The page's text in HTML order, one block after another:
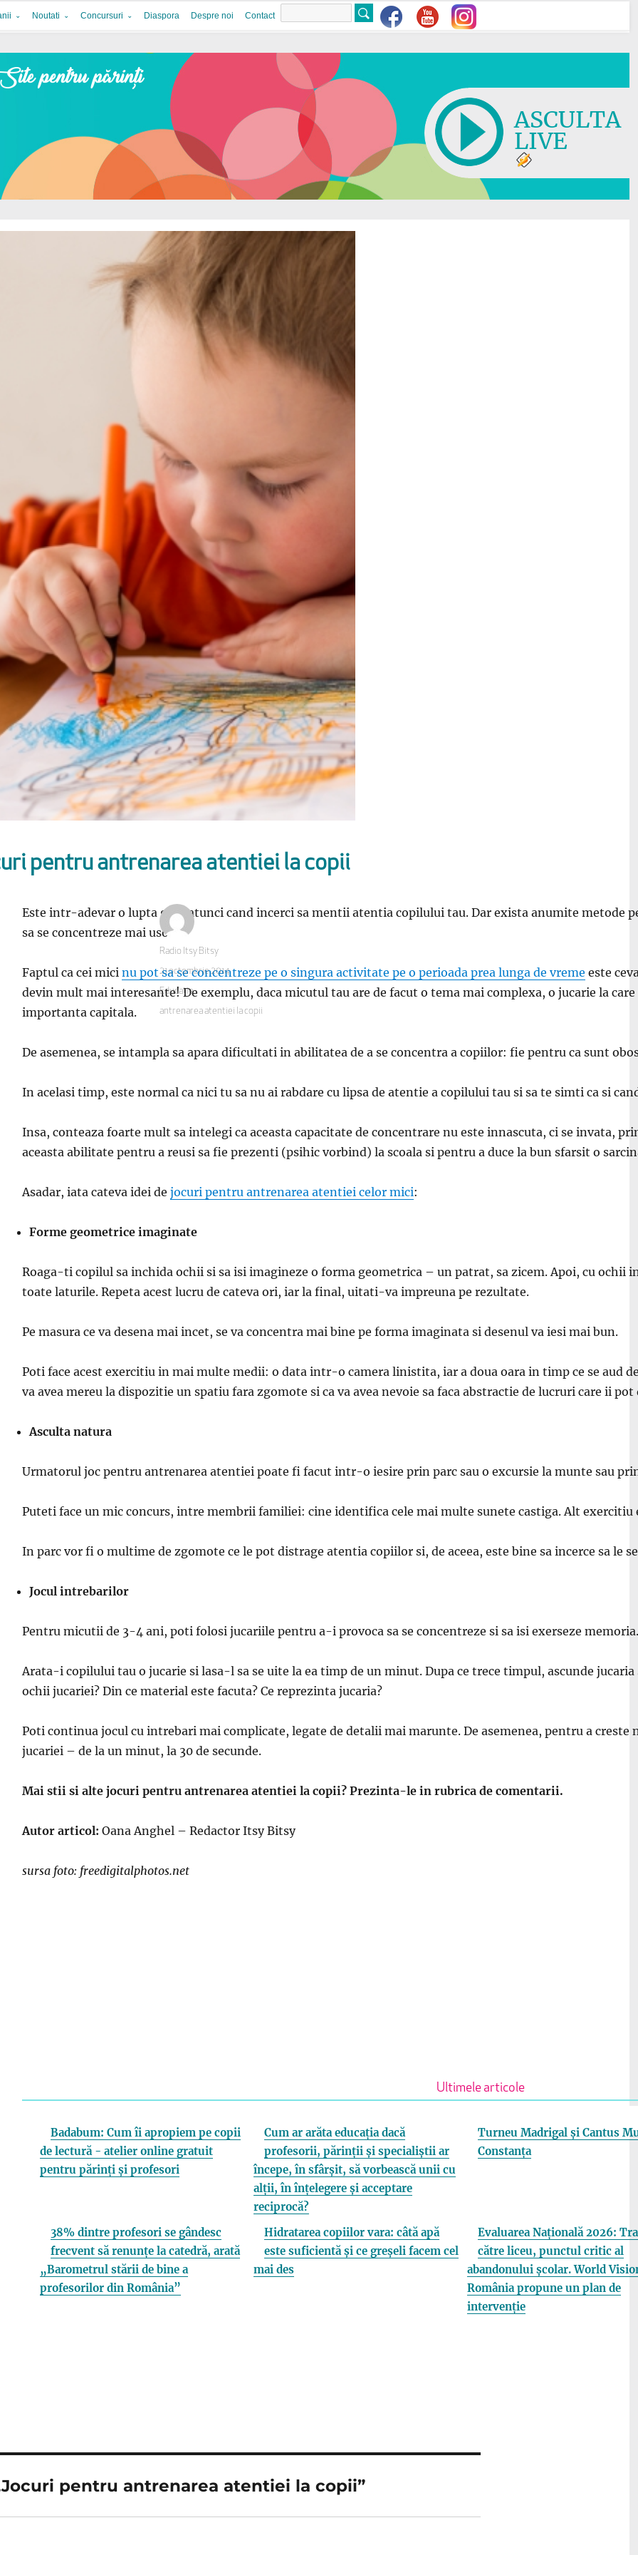
Noutati Concursuri Diaspora Despre noi Contact
ASCULTA
LIVE
pentru antrenarea atentiei la copii
Este intr-adevar o lupta grea atunci cand incerci sa mentii atentia copilului tau. Dar exista anumite
sa se concentreze mai usor.
Faptul ca cei mici nu pot sa se concentreze pe o singura activitate pe o perioada prea lunga de vreme este
devin mult mai interesante! De exemplu, daca micutul tau are de facut o tema mai complexa, o jucarie la
importanta capitala.
De asemenea, se intampla sa apara dificultati in abilitatea de a se concentra a copiilor: fie pentru ca sunt
In acelasi timp, este normal ca nici tu sa nu ai rabdare cu lipsa de atentie a copilului tau si sa te simti ca si
Insa, conteaza foarte mult sa intelegi ca aceasta capacitate de concentrare nu este innascuta, ci se invata,
aceasta abilitate pentru a reusi sa fie prezenti (psihic vorbind) la scoala si pentru a duce la bun sfarsit o
Asadar, iata cateva idei de jocuri pentru antrenarea atentiei celor mici:
Forme geometrice imaginate
Roaga-ti copilul sa inchida ochii si sa isi imagineze o forma geometrica – un patrat, sa zicem. Apoi, cu ochii
toate laturile. Repeta acest lucru de cateva ori, iar la final, uitati-va impreuna pe rezultate.
Pe masura ce va desena mai incet, se va concentra mai bine pe forma imaginata si desenul va iesi mai bun.
Poti face acest exercitiu in mai multe medii: o data intr-o camera linistita, iar a doua oara in timp ce se aud
va avea mereu la dispozitie un spatiu fara zgomote si ca va avea nevoie sa faca abstractie de lucruri care ii
Asculta natura
Urmatorul joc pentru antrenarea atentiei poate fi facut intr-o iesire prin parc sau o excursie la munte sau
Puteti face un mic concurs, intre membrii familiei: cine identifica cele mai multe sunete castiga. Alt exercitiu
In parc vor fi o multime de zgomote ce le pot distrage atentia copiilor si, de aceea, este bine sa incerce sa le
Jocul intrebarilor
Pentru micutii de 3-4 ani, poti folosi jucariile pentru a-i provoca sa se concentreze si sa isi exerseze memoria.
Arata-i copilului tau o jucarie si lasa-l sa se uite la ea timp de un minut. Dupa ce trece timpul, ascunde
ochii jucariei? Din ce material este facuta? Ce reprezinta jucaria?
Poti continua jocul cu intrebari mai complicate, legate de detalii mai marunte. De asemenea, pentru a
jucariei – de la un minut, la 30 de secunde.
Mai stii si alte jocuri pentru antrenarea atentiei la copii? Prezinta-le in rubrica de comentarii.
Autor articol: Oana Anghel – Redactor Itsy Bitsy
sursa foto: freedigitalphotos.net
Ultimele articole
Badabum: Cum îi apropiem pe copii
de lectură - atelier online gratuit
pentru părinți și profesori
Cum ar arăta educația dacă
profesorii, părinții și specialiștii ar
începe, în sfârșit, să vorbească unii cu
alții, în înțelegere și acceptare
reciprocă?
Turneu Madrigal și Cantus
Constanța
38% dintre profesori se gândesc
frecvent să renunțe la catedră, arată
„Barometrul stării de bine a
profesorilor din România”
Hidratarea copiilor vara: câtă apă
este suficientă și ce greșeli facem cel
mai des
Evaluarea Națională 2026:
către liceu, punctul critic al
abandonului școlar. World
România propune un plan de
intervenție
Autor
Radio Itsy Bitsy
Publicat
pe
21 octombrie 2014
Categorii
Educatie
Etichete
antrenarea atentiei la copii
pentru antrenarea atentiei la copii”